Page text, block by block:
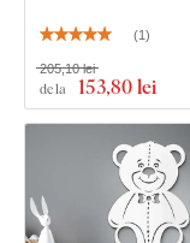
perete arată curat și
subțiri din hârtie.
Placa respectă
sigură,potrivită
Ce este
(1)
de la 153,80 lei
205,10 lei